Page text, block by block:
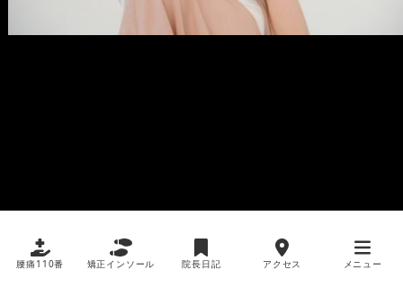
腰痛110番 矯正インソール 院長日記 アクセス メニュー